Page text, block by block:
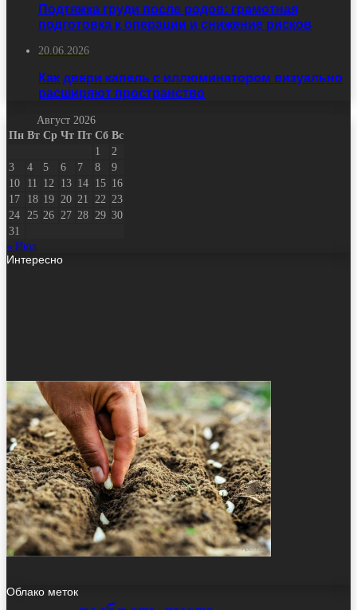
Подтяжка груди после родов: грамотная
подготовка к операции и снижение рисков
20.06.2026
Как двери капель с иллюминатором визуально
расширяют пространство
Август 2026
Пн Вт Ср Чт Пт Сб Вс
1
2
3
4 5 6 7 8
9
10
11 12 13 14 15 16
17
18 19 20 21 22 23
24
25 26 27 28 29 30
31
« Июл
Интересно
Облако меток